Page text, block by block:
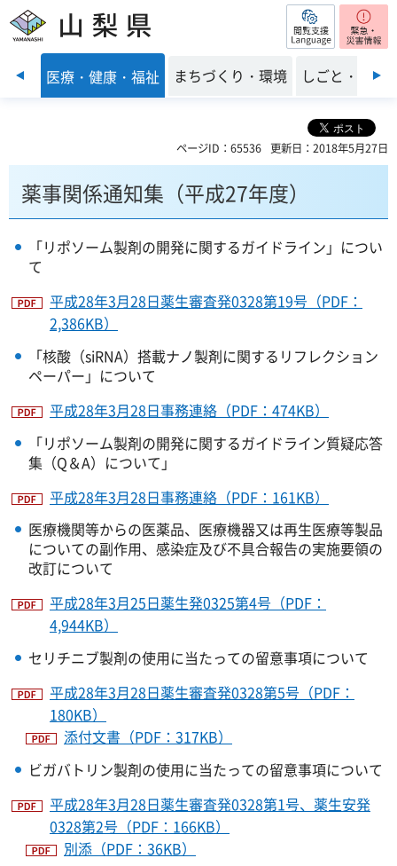
山梨県 閲覧支援
て 医療・健康・福祉 まちづくり・環境 しごと・産業
ページID：65536 更新日：2018年5月27日
薬事関係通知集（平成27年度）
「リポソーム製剤の開発に関するガイドライン」につい
て
平成28年3月28日薬生審査発0328第19号（PDF：
2,386KB）
「核酸（siRNA）搭載ナノ製剤に関するリフレクション
ペーパー」について
平成28年3月28日事務連絡（PDF：474KB）
「リポソーム製剤の開発に関するガイドライン質疑応答
集（Q＆A）について」
平成28年3月28日事務連絡（PDF：161KB）
医療機関等からの医薬品、医療機器又は再生医療等製品
についての副作用、感染症及び不具合報告の実施要領の
改訂について
平成28年3月25日薬生発0325第4号（PDF：
4,944KB）
セリチニブ製剤の使用に当たっての留意事項について
平成28年3月28日薬生審査発0328第5号（PDF：
180KB）
添付文書（PDF：317KB）
ビガバトリン製剤の使用に当たっての留意事項について
平成28年3月28日薬生審査発0328第1号、薬生安発
0328第2号（PDF：166KB）
別添（PDF：36KB）